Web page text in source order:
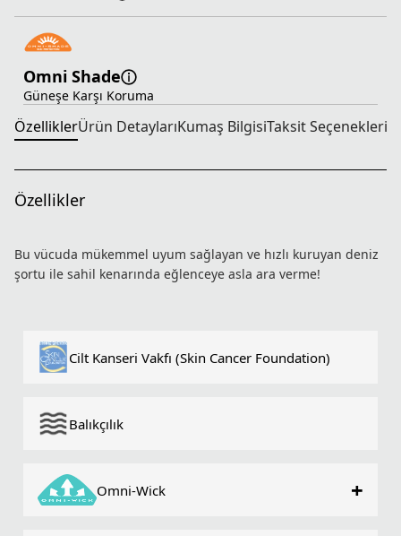
Omni Shade
Güneşe Karşı Koruma
ÖzelliklerÜrün DetaylarıKumaş BilgisiTaksit Seçenekleri
Özellikler
Bu vücuda mükemmel uyum sağlayan ve hızlı kuruyan deniz
şortu ile sahil kenarında eğlenceye asla ara verme!
Cilt Kanseri Vakfı (Skin Cancer Foundation)
Balıkçılık
Omni-Wick +